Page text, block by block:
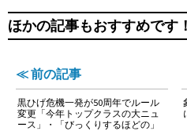
ほかの記事もおすすめです！
≪ 前の記事
黒ひげ危機一発が50周年でルール
変更「今年トップクラスの大ニュ
ース」・「びっくりするほどの」